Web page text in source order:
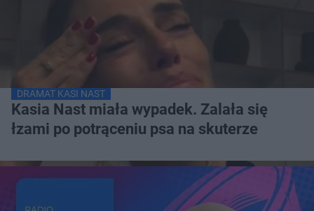
DRAMAT KASI NAST
Kasia Nast miała wypadek. Zalała się
łzami po potrąceniu psa na skuterze